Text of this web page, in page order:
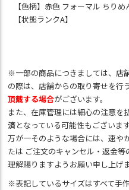
【色柄】赤色 フォーマル ちり
【状態ランクA】
※一部の商品につきましては、店
の際は、店舗からの取り寄せを行
頂戴する場合がございます。
また、在庫管理には細心の注意を
済となっている可能性もございます
万が一そのような場合には、速や
たは ご注文のキャンセル・返金
理解賜りますようお願い申し上げま
※表記しているサイズはすべて手